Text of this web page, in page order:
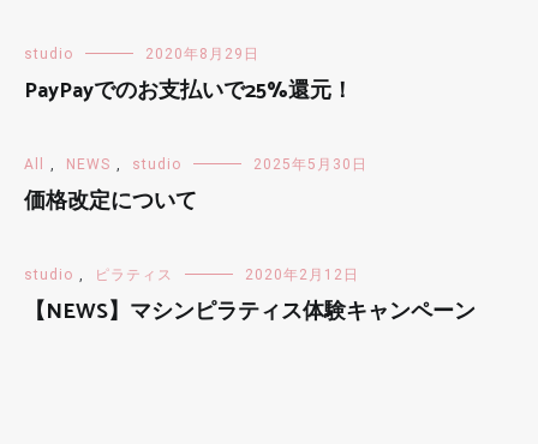
studio 2020年8月29日
PayPayでのお支払いで25%還元！
All , NEWS , studio 2025年5月30日
価格改定について
studio , ピラティス 2020年2月12日
【NEWS】マシンピラティス体験キャンペーン